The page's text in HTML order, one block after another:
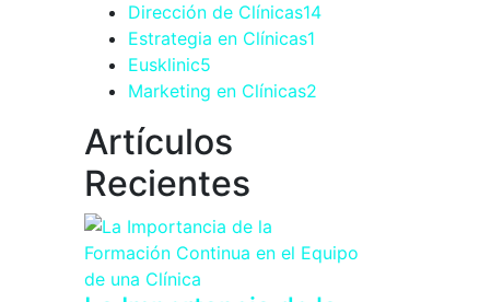
Dirección de Clínicas14
Estrategia en Clínicas1
Eusklinic5
Marketing en Clínicas2
Artículos
Recientes